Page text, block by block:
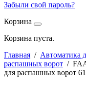
Забыли свой пароль?
Корзина
Корзина пуста.
Главная / Автоматика
распашных ворот /
для распашных ворот